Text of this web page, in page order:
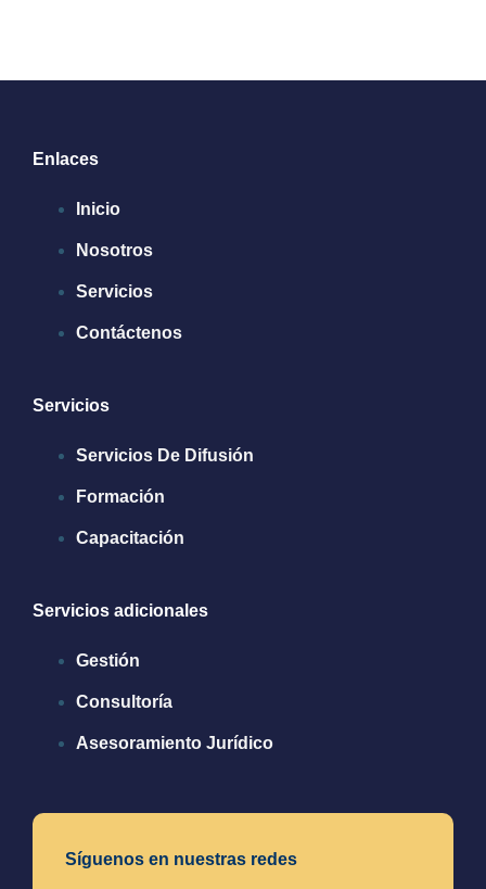
Enlaces
Inicio
Nosotros
Servicios
Contáctenos
Servicios
Servicios De Difusión
Formación
Capacitación
Servicios adicionales
Gestión
Consultoría
Asesoramiento Jurídico
Síguenos en nuestras redes